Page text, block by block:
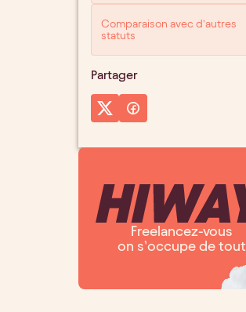
Comparaison avec d’autres
statuts
Partager
Freelancez-vous
on s’occupe de tout